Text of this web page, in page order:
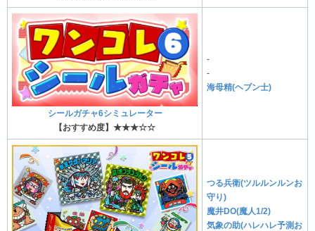
シールガチャ6シミュレーター
【おすすめ度】★★★☆☆
-
-
海母精(ヘブン士)
つる兵衛(ツルルンルンお
守り)
魔井DO(魔人1/2)
気象の助(ハレハレ予測お